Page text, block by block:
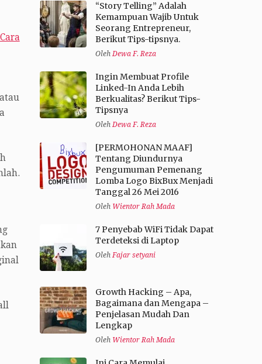
Cara
“Story Telling” Adalah
Kemampuan Wajib Untuk
Seorang Entrepreneur,
Berikut Tips-tipsnya.
OlehDewa F. Reza
Ingin Membuat Profile
Linked-In Anda Lebih
Berkualitas? Berikut Tips-
Tipsnya
OlehDewa F. Reza
[PERMOHONAN MAAF]
Tentang Diundurnya
Pengumuman Pemenang
Lomba Logo BixBux Menjadi
Tanggal 26 Mei 2016
Oleh Wientor Rah Mada
7 Penyebab WiFi Tidak Dapat
Terdeteksi di Laptop
OlehFajar setyani
Growth Hacking – Apa,
Bagaimana dan Mengapa –
Penjelasan Mudah Dan
Lengkap
Oleh Wientor Rah Mada